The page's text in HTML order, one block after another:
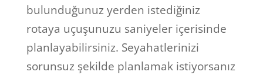
bulunduğunuz yerden istediğiniz
rotaya uçuşunuzu saniyeler içerisinde
planlayabilirsiniz. Seyahatlerinizi
sorunsuz şekilde planlamak istiyorsanız